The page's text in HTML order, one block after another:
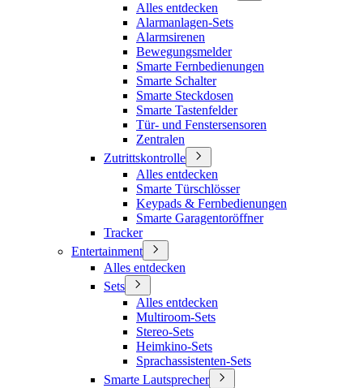
Alles entdecken
Alarmanlagen-Sets
Alarmsirenen
Bewegungsmelder
Smarte Fernbedienungen
Smarte Schalter
Smarte Steckdosen
Smarte Tastenfelder
Tür- und Fenstersensoren
Zentralen
Zutrittskontrolle
Alles entdecken
Smarte Türschlösser
Keypads & Fernbedienungen
Smarte Garagentoröffner
Tracker
Entertainment
Alles entdecken
Sets
Alles entdecken
Multiroom-Sets
Stereo-Sets
Heimkino-Sets
Sprachassistenten-Sets
Smarte Lautsprecher